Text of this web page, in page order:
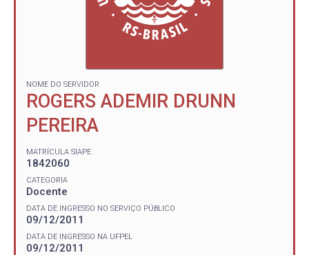
NOME DO SERVIDOR
ROGERS ADEMIR DRUNN
PEREIRA
MATRÍCULA SIAPE
1842060
CATEGORIA
Docente
DATA DE INGRESSO NO SERVIÇO PÚBLICO
09/12/2011
DATA DE INGRESSO NA UFPEL
09/12/2011